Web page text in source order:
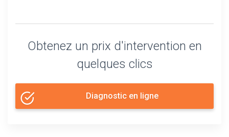
Obtenez un prix d'intervention en
quelques clics
Diagnostic en ligne